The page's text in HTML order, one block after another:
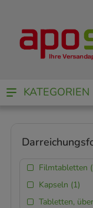
KATEGORIEN
Filmtabletten
Kapseln (1)
Tabletten,